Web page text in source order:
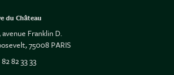
du Château
avenue Franklin D.
75008 PARIS
82 33 33